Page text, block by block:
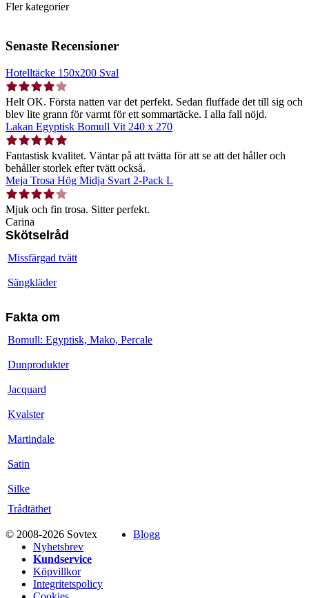
Fler kategorier
Senaste Recensioner
Hotelltäcke 150x200 Sval
Helt OK. Första natten var det perfekt. Sedan fluffade det till sig och
blev lite grann för varmt för ett sommartäcke. I alla fall nöjd.
Lakan Egyptisk Bomull Vit 240 x 270
Fantastisk kvalitet. Väntar på att tvätta för att se att det håller och
behåller storlek efter tvätt också.
Meja Trosa Hög Midja Svart 2-Pack L
Mjuk och fin trosa. Sitter perfekt.
Carina
Skötselråd
Missfärgad tvätt
Sängkläder
Fakta om
Bomull: Egyptisk, Mako, Percale
Dunprodukter
Jacquard
Kvalster
Martindale
Satin
Silke
Trådtäthet
© 2008-2026 Sovtex
Blogg
Nyhetsbrev
Kundservice
Köpvillkor
Integritetspolicy